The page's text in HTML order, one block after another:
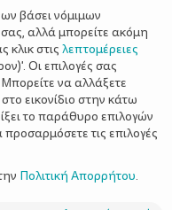
βάσει νόμιμων
αλλά μπορείτε ακόμη
κλικ στις λεπτομέρειες
Οι επιλογές σας
να αλλάξετε
εικονίδιο στην κάτω
το παράθυρο επιλογών
τις επιλογές
Πολιτική Απορρήτου.